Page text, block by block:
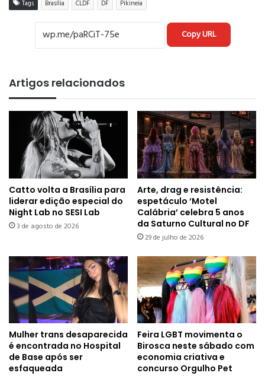
Tags Brasília CLDF DF Pikineia
Copy URL
Artigos relacionados
Catto volta a Brasília para
liderar edição especial do
Night Lab no SESI Lab
3 de agosto de 2026
Arte, drag e resistência:
espetáculo ‘Motel
Calábria’ celebra 5 anos
da Saturno Cultural no DF
29 de julho de 2026
Mulher trans desaparecida
é encontrada no Hospital
de Base após ser
esfaqueada
Feira LGBT movimenta o
Birosca neste sábado com
economia criativa e
concurso Orgulho Pet